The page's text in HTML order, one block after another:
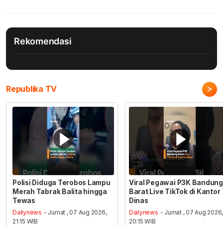
Rekomendasi
Republika TV >
Polisi Diduga Terobos Lampu
Merah Tabrak Balita hingga
Tewas
Dailynews - Jumat , 07 Aug 2026,
21:15 WIB
Viral Pegawai P3K Bandung
Barat Live TikTok di Kantor
Dinas
Dailynews - Jumat , 07 Aug 2026,
20:15 WIB